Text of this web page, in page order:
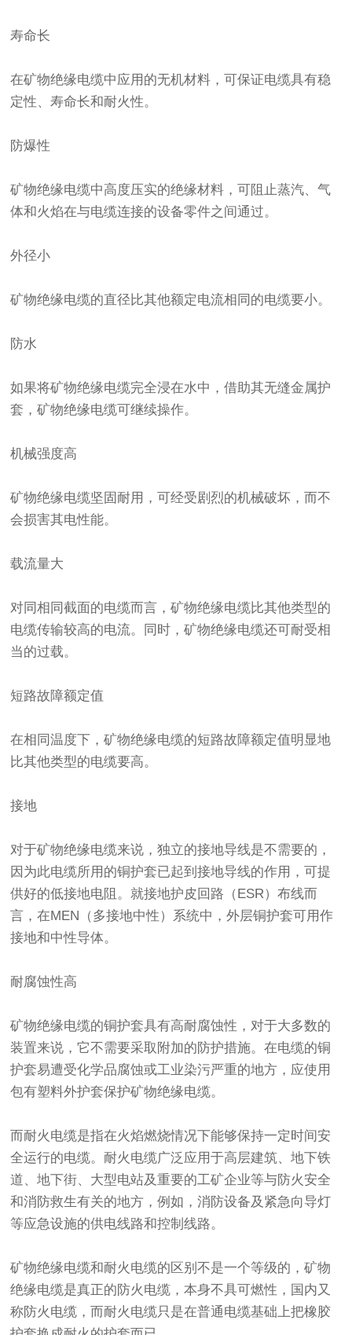
寿命长
在矿物绝缘电缆中应用的无机材料，可保证电缆具有稳
定性、寿命长和耐火性。
防爆性
矿物绝缘电缆中高度压实的绝缘材料，可阻止蒸汽、气
体和火焰在与电缆连接的设备零件之间通过。
外径小
矿物绝缘电缆的直径比其他额定电流相同的电缆要小。
防水
如果将矿物绝缘电缆完全浸在水中，借助其无缝金属护
套，矿物绝缘电缆可继续操作。
机械强度高
矿物绝缘电缆坚固耐用，可经受剧烈的机械破坏，而不
会损害其电性能。
载流量大
对同相同截面的电缆而言，矿物绝缘电缆比其他类型的
电缆传输较高的电流。同时，矿物绝缘电缆还可耐受相
当的过载。
短路故障额定值
在相同温度下，矿物绝缘电缆的短路故障额定值明显地
比其他类型的电缆要高。
接地
对于矿物绝缘电缆来说，独立的接地导线是不需要的，
因为此电缆所用的铜护套已起到接地导线的作用，可提
供好的低接地电阻。就接地护皮回路（ESR）布线而
言，在MEN（多接地中性）系统中，外层铜护套可用作
接地和中性导体。
耐腐蚀性高
矿物绝缘电缆的铜护套具有高耐腐蚀性，对于大多数的
装置来说，它不需要采取附加的防护措施。在电缆的铜
护套易遭受化学品腐蚀或工业染污严重的地方，应使用
包有塑料外护套保护矿物绝缘电缆。
而耐火电缆是指在火焰燃烧情况下能够保持一定时间安
全运行的电缆。耐火电缆广泛应用于高层建筑、地下铁
道、地下街、大型电站及重要的工矿企业等与防火安全
和消防救生有关的地方，例如，消防设备及紧急向导灯
等应急设施的供电线路和控制线路。
矿物绝缘电缆和耐火电缆的区别不是一个等级的，矿物
绝缘电缆是真正的防火电缆，本身不具可燃性，国内又
称防火电缆，而耐火电缆只是在普通电缆基础上把橡胶